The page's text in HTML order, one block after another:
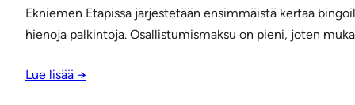
Ekniemen Etapissa järjestetään ensimmäistä kertaa
hienoja palkintoja. Osallistumismaksu on pieni, joten
Lue lisää →